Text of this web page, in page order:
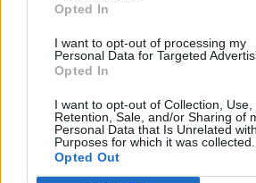
Opted In
I want to opt-out of processing my
Personal Data for Targeted
Opted In
I want to opt-out of Collection, Use,
Retention, Sale, and/or Sharing of
Personal Data that Is Unrelated
Purposes for which it was collected.
Opted Out
niebo zdławione brzóz
wszystkim udało się wyjść
piekła.
Niektórzy zdążyli dożyć
rodziny, uporać się z traumą.
spotkał taki los jak